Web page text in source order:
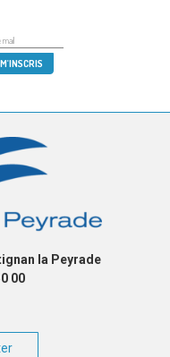
la Peyrade
00